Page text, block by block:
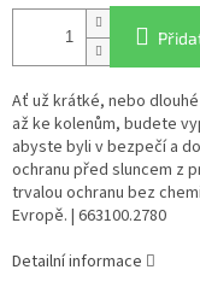
Ať už krátké, nebo
až ke kolenům, budete
abyste byli v bezpečí a
ochranu před sluncem z
trvalou ochranu bez
Evropě. | 663100.2780
Detailní informace